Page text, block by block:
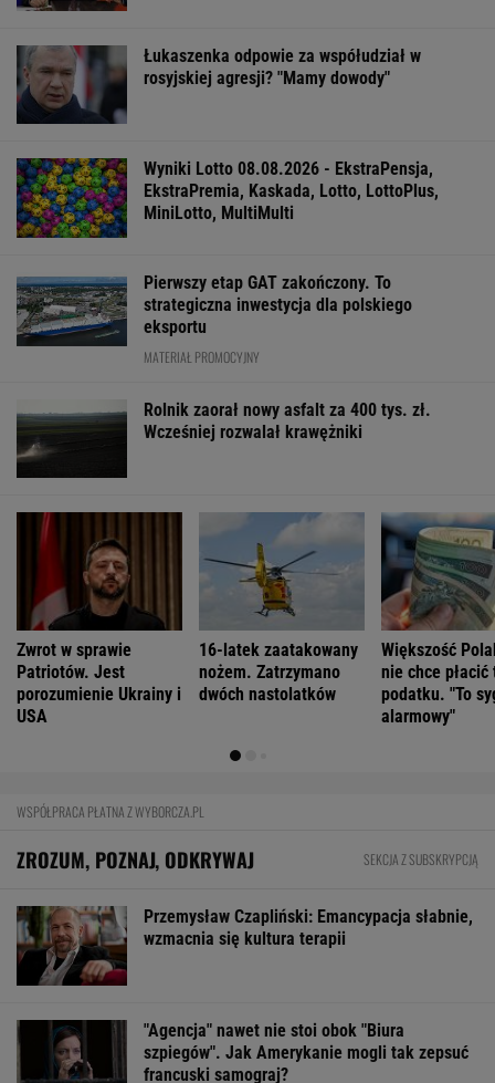
Łukaszenka odpowie za współudział w
rosyjskiej agresji? "Mamy dowody"
Wyniki Lotto 08.08.2026 - EkstraPensja,
EkstraPremia, Kaskada, Lotto, LottoPlus,
MiniLotto, MultiMulti
Pierwszy etap GAT zakończony. To
strategiczna inwestycja dla polskiego
eksportu
MATERIAŁ PROMOCYJNY
Rolnik zaorał nowy asfalt za 400 tys. zł.
Wcześniej rozwalał krawężniki
Zwrot w sprawie
Patriotów. Jest
porozumienie Ukrainy i
USA
16-latek zaatakowany
nożem. Zatrzymano
dwóch nastolatków
Większość
nie chce płacić
podatku. "To
alarmowy"
WSPÓŁPRACA PŁATNA Z WYBORCZA.PL
ZROZUM, POZNAJ, ODKRYWAJ SEKCJA Z SUBSKRYPCJĄ
Przemysław Czapliński: Emancypacja słabnie,
wzmacnia się kultura terapii
"Agencja" nawet nie stoi obok "Biura
szpiegów". Jak Amerykanie mogli tak zepsuć
francuski samograj?